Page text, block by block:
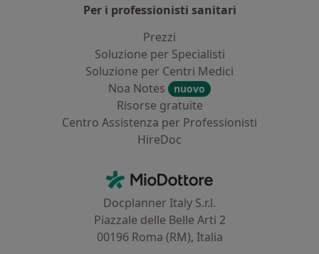
Per i professionisti sanitari
Prezzi
Soluzione per Specialisti
Soluzione per Centri Medici
Noa Notes
nuovo
Risorse gratuite
Centro Assistenza per Professionisti
HireDoc
MioDottore - Homepage
Docplanner Italy S.r.l.
Piazzale delle Belle Arti 2
00196 Roma (RM), Italia